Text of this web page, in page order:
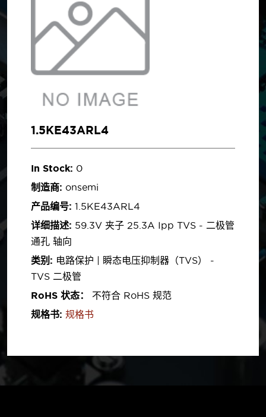
1.5KE43ARL4
In Stock: 0
制造商: onsemi
产品编号: 1.5KE43ARL4
详细描述: 59.3V 夹子 25.3A Ipp TVS - 二极管
通孔 轴向
类别: 电路保护 | 瞬态电压抑制器（TVS） -
TVS 二极管
RoHS 状态：
不符合 RoHS 规范
规格书: 规格书